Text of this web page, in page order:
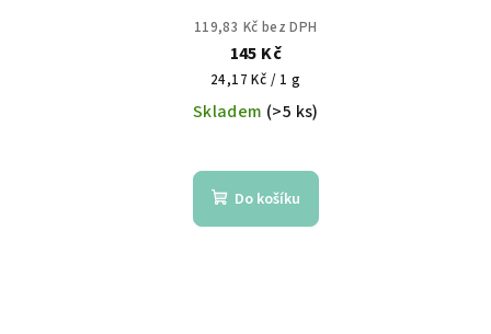
119,83 Kč bez DPH
145 Kč
Měrná
cena:
24,17 Kč / 1 g
Skladem (>5 ks)
Do košíku